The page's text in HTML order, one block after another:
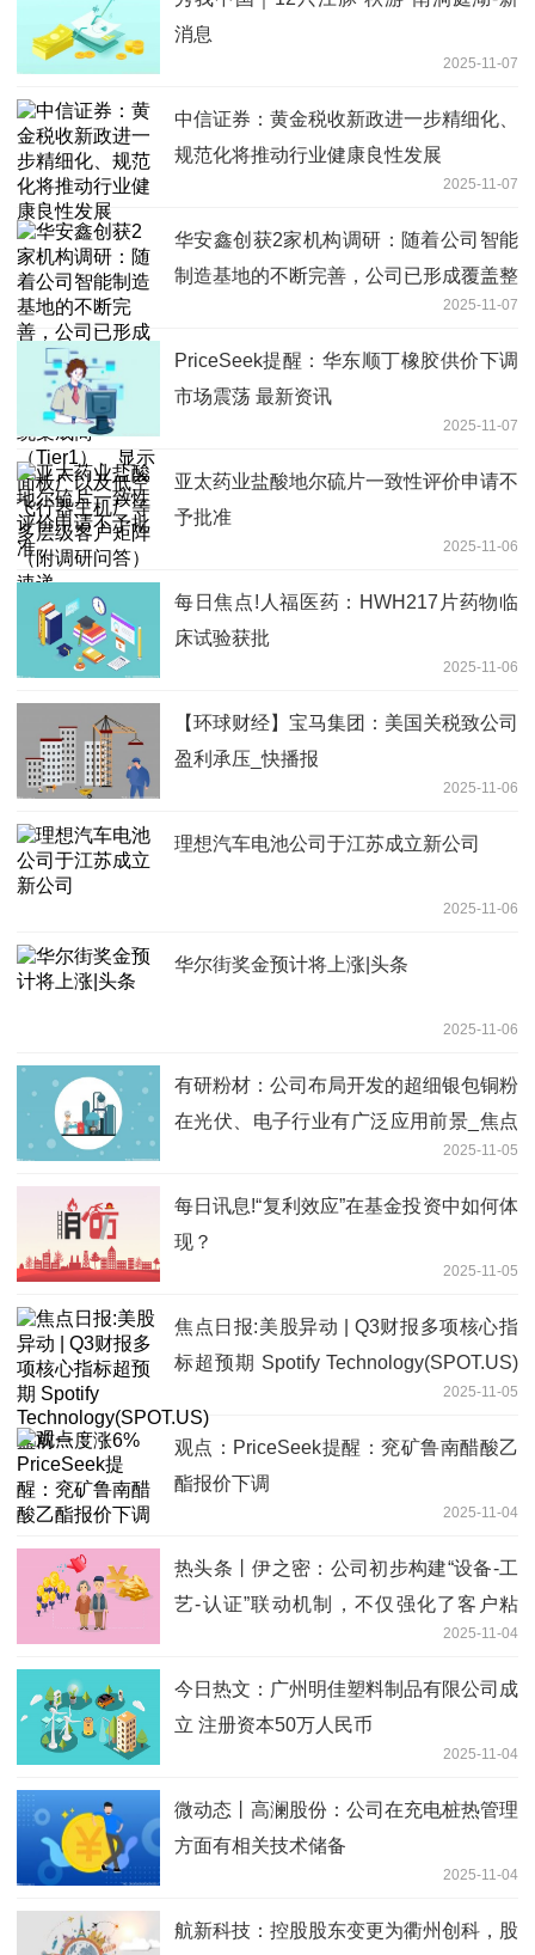
消息
2025-11-07
中信证券：黄金税收新政进一步精细化、
规范化将推动行业健康良性发展
2025-11-07
华安鑫创获2家机构调研：随着公司智能
制造基地的不断完善，公司已形成覆盖整
车厂及其关联企业（Tier0.5）、系统集
成商（Tier1）、显示面板厂以及低空飞
行器主机厂等多层级客户矩阵（附调研问
2025-11-07
PriceSeek提醒：华东顺丁橡胶供价下调
市场震荡 最新资讯
2025-11-07
亚太药业盐酸地尔硫片一致性评价申请不
予批准
2025-11-06
每日焦点!人福医药：HWH217片药物临
床试验获批
2025-11-06
【环球财经】宝马集团：美国关税致公司
盈利承压_快播报
2025-11-06
理想汽车电池公司于江苏成立新公司
2025-11-06
华尔街奖金预计将上涨|头条
2025-11-06
有研粉材：公司布局开发的超细银包铜粉
在光伏、电子行业有广泛应用前景_焦点
2025-11-05
每日讯息!“复利效应”在基金投资中如何体
现？
2025-11-05
焦点日报:美股异动 | Q3财报多项核心指
标超预期 Spotify Technology(SPOT.US)
2025-11-05
观点：PriceSeek提醒：兖矿鲁南醋酸乙
酯报价下调
2025-11-04
热头条丨伊之密：公司初步构建“设备-工
艺-认证”联动机制，不仅强化了客户粘
性，也为公司构筑起涵盖技术、服务与认
证的综合壁垒
2025-11-04
今日热文：广州明佳塑料制品有限公司成
立 注册资本50万人民币
2025-11-04
微动态丨高澜股份：公司在充电桩热管理
方面有相关技术储备
2025-11-04
航新科技：控股股东变更为衢州创科，股